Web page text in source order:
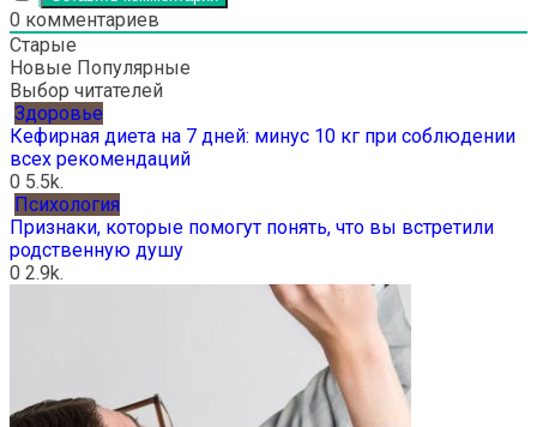
0 комментариев
Старые
Новые Популярные
Выбор читателей
Здоровье
Кефирная диета на 7 дней: минус 10 кг при соблюдении
всех рекомендаций
0 5.5k.
Психология
Признаки, которые помогут понять, что вы встретили
родственную душу
0 2.9k.